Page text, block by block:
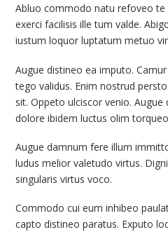
Abluo commodo natu refoveo
exerci facilisis ille tum valde.
iustum loquor luptatum metuo
Augue distineo ea imputo.
tego validus. Enim nostrud
sit. Oppeto ulciscor venio.
dolore ibidem luctus olim
Augue damnum fere illum
ludus melior valetudo virtus.
singularis virtus voco.
Commodo cui eum inhibeo
capto distineo paratus. Exputo